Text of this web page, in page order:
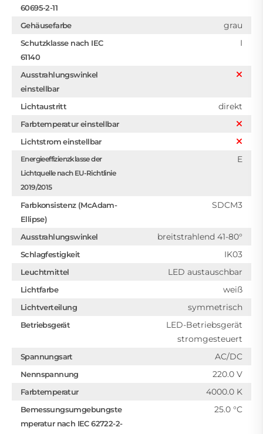
60695-2-11
Gehäusefarbe grau
Schutzklasse nach IEC
61140
I
Ausstrahlungswinkel
einstellbar
Lichtaustritt
direkt
Farbtemperatur einstellbar
Lichtstrom einstellbar
Energieeffizienzklasse der
Lichtquelle nach EU-Richtlinie
2019/2015
E
Farbkonsistenz (McAdam-
Ellipse)
SDCM3
Ausstrahlungswinkel breitstrahlend 41-80°
Schlagfestigkeit IK03
Leuchtmittel LED austauschbar
Lichtfarbe weiß
Lichtverteilung symmetrisch
Betriebsgerät
LED-Betriebsgerät
stromgesteuert
Spannungsart AC/DC
Nennspannung 220.0 V
Farbtemperatur 4000.0 K
Bemessungsumgebungste
mperatur nach IEC 62722-2-
25.0 °C